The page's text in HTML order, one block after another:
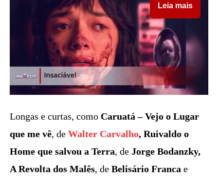
Leia mais
Longas e curtas, como Caruatá – Vejo o Lugar
que me vê, de Walter Carvalho, Ruivaldo o
Home que salvou a Terra, de Jorge Bodanzky,
A Revolta dos Malês, de Belisário Franca e